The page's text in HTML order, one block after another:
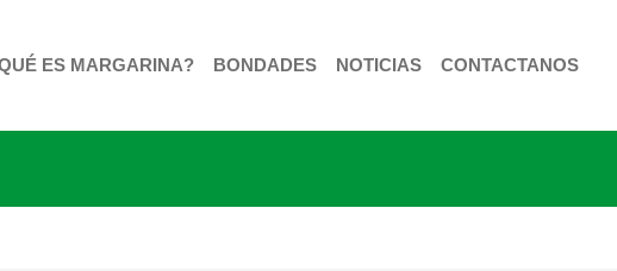
ES MARGARINA? BONDADES NOTICIAS CONTACTANOS